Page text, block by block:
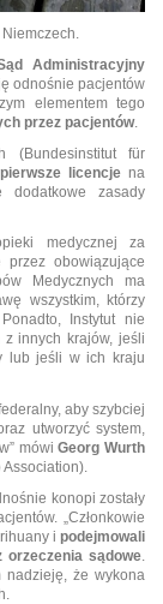
Administracyjny
odnośnie pacjentów
elementem tego
przez pacjentów.
(Bundesinstitut für
licencjena
dodatkowe zasady
medycznej za
przez obowiązujące
Medycznych ma
wszystkim, którzy
Instytut nie
z innych krajów, jeśli
lub jeśli w ich kraju
aby szybciej
utworzyć system,
mówi Georg Wurth
konopi zostały
„Członkowie
i podejmowali
orzeczenia sądowe
nadzieję, że wykona